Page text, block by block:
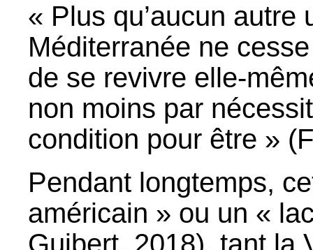
« Plus qu’aucun
Méditerranée ne
de se revivre elle-
non moins par
condition pour être »
Pendant longtemps,
américain » ou un «